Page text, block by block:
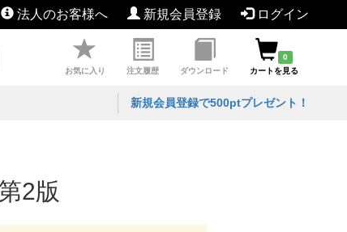
法人のお客様へ 新規会員登録 ログイン
お気に入り 注文履歴 ダウンロード
0
カートを見る
新規会員登録で500ptプレゼント！
2版